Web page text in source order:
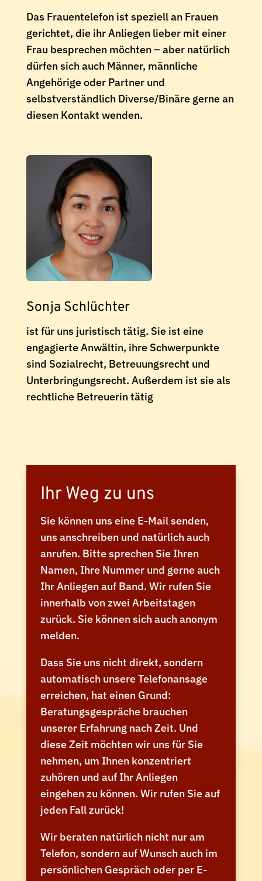
Das Frauentelefon ist speziell an Frauen
gerichtet, die ihr Anliegen lieber mit einer
Frau besprechen möchten – aber natürlich
dürfen sich auch Männer, männliche
Angehörige oder Partner und
selbstverständlich Diverse/Binäre gerne an
diesen Kontakt wenden.
Sonja Schlüchter
ist für uns juristisch tätig. Sie ist eine
engagierte Anwältin, ihre Schwerpunkte
sind Sozialrecht, Betreuungsrecht und
Unterbringungsrecht. Außerdem ist sie als
rechtliche Betreuerin tätig
Ihr Weg zu uns
Sie können uns eine E-Mail senden,
uns anschreiben und natürlich auch
anrufen. Bitte sprechen Sie Ihren
Namen, Ihre Nummer und gerne auch
Ihr Anliegen auf Band. Wir rufen Sie
innerhalb von zwei Arbeitstagen
zurück. Sie können sich auch anonym
melden.
Dass Sie uns nicht direkt, sondern
automatisch unsere Telefonansage
erreichen, hat einen Grund:
Beratungsgespräche brauchen
unserer Erfahrung nach Zeit. Und
diese Zeit möchten wir uns für Sie
nehmen, um Ihnen konzentriert
zuhören und auf Ihr Anliegen
eingehen zu können. Wir rufen Sie auf
jeden Fall zurück!
Wir beraten natürlich nicht nur am
Telefon, sondern auf Wunsch auch im
persönlichen Gespräch oder per E-